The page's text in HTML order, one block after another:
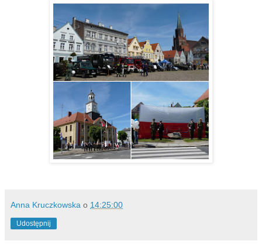
Anna Kruczkowska o 14:25:00
Udostępnij